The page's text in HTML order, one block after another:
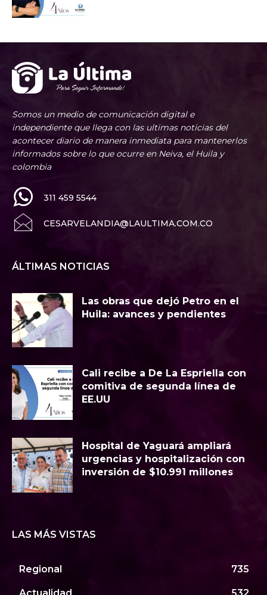
Somos un medio de comunicación digital e
independiente que llega con las ultimas noticias del
acontecer diario de manera inmediata para mantenerlos
informados sobre lo que ocurre en Neiva, el Huila y
colombia
311 459 5544
CESARVELANDIA@LAULTIMA.COM.CO
ÁLTIMAS NOTICIAS
Las obras que dejó Petro en el
Huila: avances y pendientes
Cali recibe a De La Espriella con
comitiva de segunda línea de
EE.UU
Hospital de Yaguará ampliará
urgencias y hospitalización con
inversión de $10.991 millones
LAS MÁS VISTAS
Regional 735